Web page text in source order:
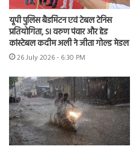
यूपी पुलिस बैडमिंटन एवं टेबल टेनिस
प्रतियोगिता, SI वरुण पंवार और हेड
कांस्टेबल कदीम अली ने जीता गोल्ड मेडल
26 July 2026 - 6:30 PM